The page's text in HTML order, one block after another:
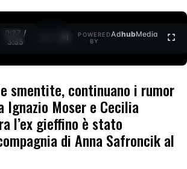
0:27 /
3:35
POWERED
BY
AdhubMedia
smentite, continuano i rumor
Moser e Cecilia
l’ex gieffino è stato
di Anna Safroncik al